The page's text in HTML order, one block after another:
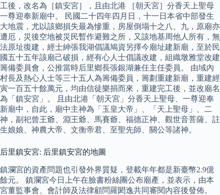
工後，改名為［鎮安宮］，且由北港 ［朝天宮］分香天上聖母
一尊迎奉新廟中。 民國二十四年四月日，十一日本省中部發生
大地震，尤以該鄉損失最為慘重，房屋倒塌十之八、九，原廟亦
遭厄，災後空地被災民暫作避難之所，又該地基周他人所有，無
法原址復建，經士紳張我湖倡議鳩資另擇今廟址建新廟，至於民
國五十五年該廟己破損，經有心人士倡議改建，組織墩雅堂改建
籌備委員會，公推當時后里鄉長張銀湖兼任主任委員。 由域內
村長及熱心人士等三十五人為籌備委員，籌劃重建新廟，重建經
寅一百五十餘萬元，均由信徒樂捐而來，重建完工後，並改廟名
為「鎮安宮」。 且由北港「朝天宮」分香天上聖母、一尊迎奉
新廟中，自此，廟中主神為「玉皇大帝」、「天上聖母」、二
神，副祀曾王爺、淵王爺、馬賽爺、福德正神、觀世音菩薩、註
生娘娘、神農大帝、文衡帝君、至聖先師、關公等諸神。
后里鎮安宮: 后里鎮安宮的地圖
鎮瀾宮的資產問題也引發外界質疑，登載年年都是新臺幣2.9億
餘元。 鎮瀾宮今日上午在臉書粉絲團公布廟產，並表示，由本
宮董監事會、會計師及法律顧問羅閎逸共同審閱內容後發佈。